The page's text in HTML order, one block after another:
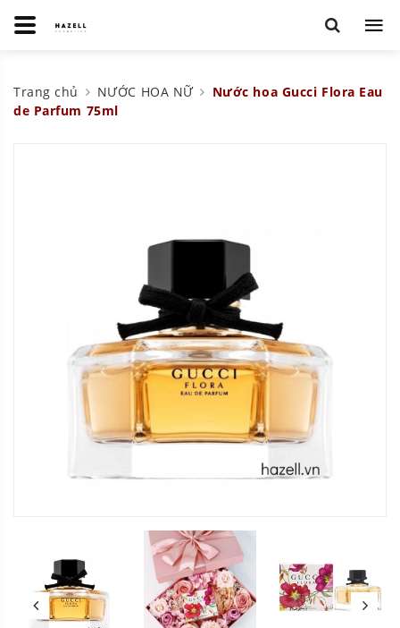
Trang chủ NƯỚC HOA NỮ
Nước hoa Gucci Flora Eau
de Parfum 75ml